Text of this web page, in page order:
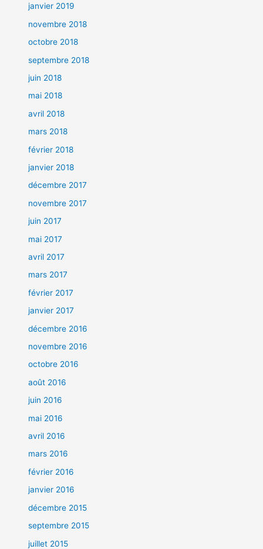
janvier 2019
novembre 2018
octobre 2018
septembre 2018
juin 2018
mai 2018
avril 2018
mars 2018
février 2018
janvier 2018
décembre 2017
novembre 2017
juin 2017
mai 2017
avril 2017
mars 2017
février 2017
janvier 2017
décembre 2016
novembre 2016
octobre 2016
août 2016
juin 2016
mai 2016
avril 2016
mars 2016
février 2016
janvier 2016
décembre 2015
septembre 2015
juillet 2015